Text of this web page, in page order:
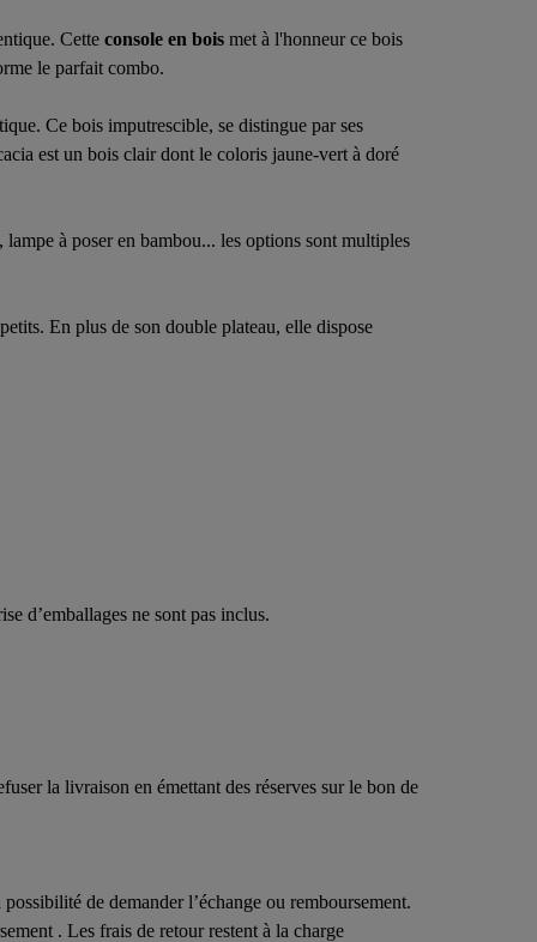
Cette console en bois met à l'honneur ce bois
le parfait combo.
Ce bois imputrescible, se distingue par ses
est un bois clair dont le coloris jaune-vert à doré
lampe à poser en bambou... les options sont multiples
En plus de son double plateau, elle dispose
d’emballages ne sont pas inclus.
la livraison en émettant des réserves sur le bon de
de demander l’échange ou remboursement.
. Les frais de retour restent à la charge